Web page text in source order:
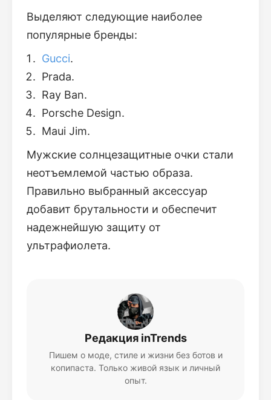
Выделяют следующие наиболее
популярные бренды:
Gucci.
Prada.
Ray Ban.
Porsche Design.
Maui Jim.
Мужские солнцезащитные очки стали
неотъемлемой частью образа.
Правильно выбранный аксессуар
добавит брутальности и обеспечит
надежнейшую защиту от
ультрафиолета.
Редакция inTrends
Пишем о моде, стиле и жизни без ботов и
копипаста. Только живой язык и личный
опыт.